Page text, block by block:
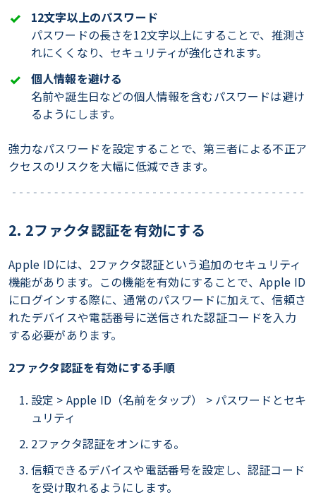
12文字以上のパスワード
パスワードの長さを12文字以上にすることで、推測さ
れにくくなり、セキュリティが強化されます。
個人情報を避ける
名前や誕生日などの個人情報を含むパスワードは避け
るようにします。
強力なパスワードを設定することで、第三者による不正ア
クセスのリスクを大幅に低減できます。
2. 2ファクタ認証を有効にする
Apple IDには、2ファクタ認証という追加のセキュリティ
機能があります。この機能を有効にすることで、Apple ID
にログインする際に、通常のパスワードに加えて、信頼さ
れたデバイスや電話番号に送信された認証コードを入力
する必要があります。
2ファクタ認証を有効にする手順
設定 > Apple ID（名前をタップ） > パスワードとセキ
ュリティ
2ファクタ認証をオンにする。
信頼できるデバイスや電話番号を設定し、認証コード
を受け取れるようにします。